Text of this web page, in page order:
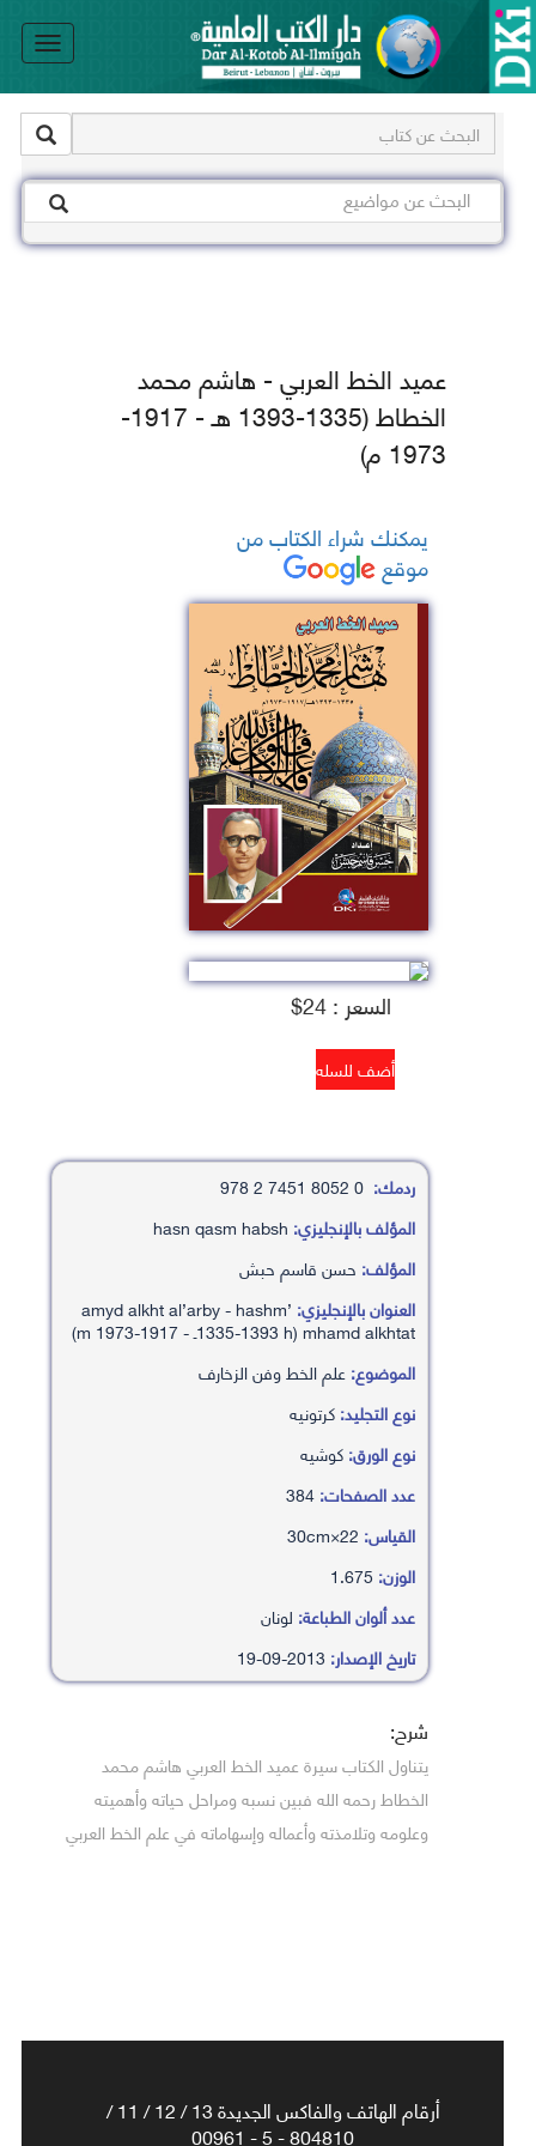
عميد الخط العربي - هاشم محمد
الخطاط (1335-1393 هـ - 1917-
1973 م)
يمكنك شراء الكتاب من
موقع
السعر : 24$
ردمك:
المؤلف بالإنجليزي:
المؤلف: حسن قاسم حبش
العنوان بالإنجليزي: ’amyd alkht al’arby - hashm
mhamd alkhtat (1335-1393 hـ - 1917-1973 m)
الموضوع:علم الخط وفن الزخارف
نوع التجليد:كرتونيه
نوع الورق:كوشيه
عدد الصفحات:
القياس:
الوزن:
عدد ألوان الطباعة: لونان
تاريخ الإصدار:
شرح:
يتناول الكتاب سيرة عميد الخط العربي هاشم محمد
الخطاط رحمه الله فبين نسبه ومراحل حياته وأهميته
وعلومه وتلامذته وأعماله وإسهاماته في علم الخط العربي
أرقام الهاتف والفاكس الجديدة 13 / 12 / 11 /
804810 - 5 - 00961